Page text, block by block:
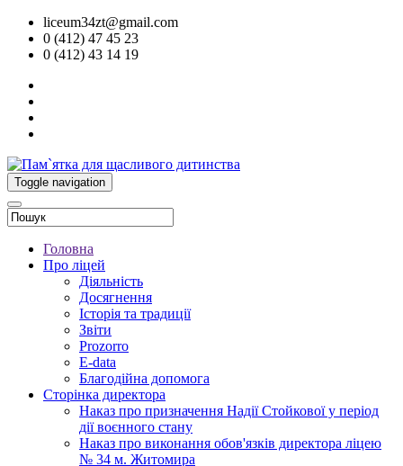
liceum34zt@gmail.com
0 (412) 47 45 23
0 (412) 43 14 19
Toggle navigation
Головна
Про ліцей
Діяльність
Досягнення
Історія та традиції
Звіти
Prozorro
E-data
Благодійна допомога
Сторінка директора
Наказ про призначення Надії Стойкової у період
дії воєнного стану
Наказ про виконання обов'язків директора ліцею
№ 34 м. Житомира